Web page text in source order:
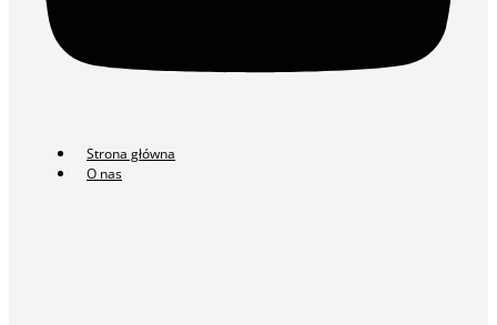
Strona główna
O nas